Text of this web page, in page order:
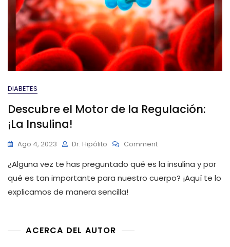
DIABETES
Descubre el Motor de la Regulación:
¡La Insulina!
Ago 4, 2023 Dr. Hipólito CommentOn
El
Motor
¿Alguna vez te has preguntado qué es la insulina y por
qué es tan importante para nuestro cuerpo? ¡Aquí te lo
explicamos de manera sencilla!
ACERCA DEL AUTOR